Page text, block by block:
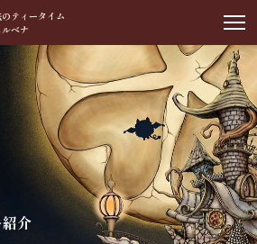
ティータイム
ベナ
介
介